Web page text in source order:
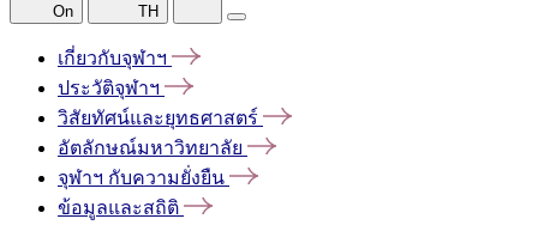
On TH
เกี่ยวกับจุฬาฯ
ประวัติจุฬาฯ
วิสัยทัศน์และยุทธศาสตร์
อัตลักษณ์มหาวิทยาลัย
จุฬาฯ กับความยั่งยืน
ข้อมูลและสถิติ